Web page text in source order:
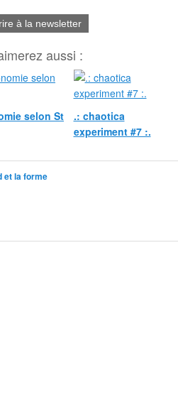
à la newsletter
aussi :
selon St
.: chaotica
experiment #7 :.
et la forme